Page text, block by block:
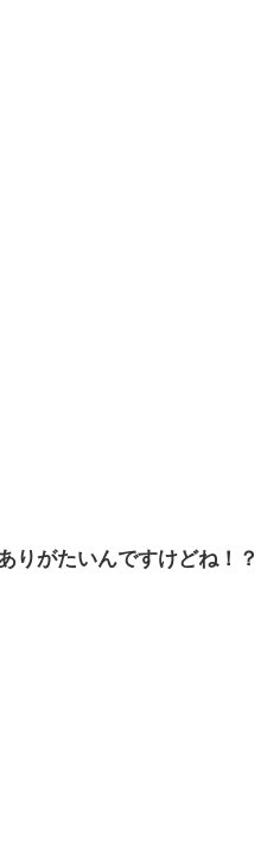
りがたいんですけどね！？